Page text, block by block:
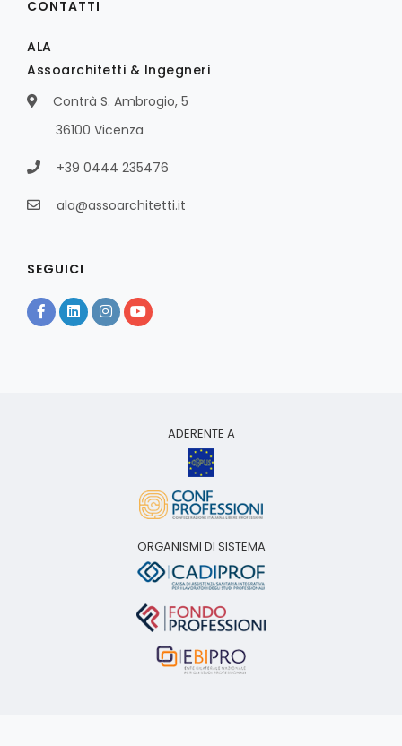
CONTATTI
ALA
Assoarchitetti & Ingegneri
Contrà S. Ambrogio, 5
36100 Vicenza
+39 0444 235476
ala@assoarchitetti.it
SEGUICI
ADERENTE A
ORGANISMI DI SISTEMA